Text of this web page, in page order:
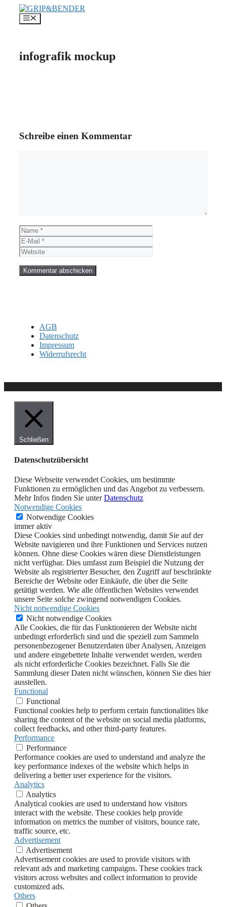
Inhalt
springen
Menü
infografik mockup
Schreibe einen Kommentar
Name
E-
Mail
Website
AGB
Datenschutz
Impressum
Widerrufsrecht
Schließen
Datenschutzübersicht
Diese Webseite verwendet Cookies, um bestimmte
Funktionen zu ermöglichen und das Angebot zu verbessern.
Mehr Infos finden Sie unterDatenschutz
Notwendige Cookies
Notwendige Cookies
immer aktiv
Diese Cookies sind unbedingt notwendig, damit Sie auf der
Website navigieren und ihre Funktionen und Services nutzen
können. Ohne diese Cookies wären diese Dienstleistungen
nicht verfügbar. Dies umfasst zum Beispiel die Nutzung der
Website als registrierter Besucher, den Zugriff auf beschränkte
Bereiche der Website oder Einkäufe, die über die Seite
getätigt werden. Wie alle öffentlichen Websites verwendet
unsere Seite solche zwingend notwendigen Cookies.
Nicht notwendige Cookies
Nicht notwendige Cookies
Alle Cookies, die für das Funktionieren der Website nicht
unbedingt erforderlich sind und die speziell zum Sammeln
personenbezogener Benutzerdaten über Analysen, Anzeigen
und andere eingebettete Inhalte verwendet werden, werden
als nicht erforderliche Cookies bezeichnet. Falls Sie die
Sammlung dieser Daten nicht wünschen, können Sie dies hier
ausstellen.
Functional
Functional
Functional cookies help to perform certain functionalities like
sharing the content of the website on social media platforms,
collect feedbacks, and other third-party features.
Performance
Performance
Performance cookies are used to understand and analyze the
key performance indexes of the website which helps in
delivering a better user experience for the visitors.
Analytics
Analytics
Analytical cookies are used to understand how visitors
interact with the website. These cookies help provide
information on metrics the number of visitors, bounce rate,
traffic source, etc.
Advertisement
Advertisement
Advertisement cookies are used to provide visitors with
relevant ads and marketing campaigns. These cookies track
visitors across websites and collect information to provide
customized ads.
Others